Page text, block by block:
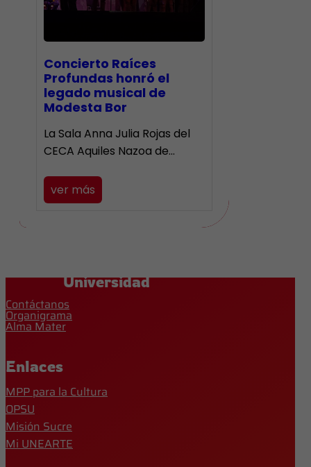
​Concierto Raíces
Profundas honró el
legado musical de
Modesta Bor
La Sala Anna Julia Rojas del
CECA Aquiles Nazoa de…
ver más
Universidad
Contáctanos
Organigrama
Alma Mater
Enlaces
MPP para la Cultura
OPSU
Misión Sucre
Mi UNEARTE